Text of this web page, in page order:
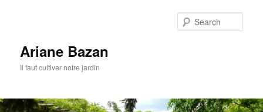
Ariane Bazan
Il faut cultiver notre jardin